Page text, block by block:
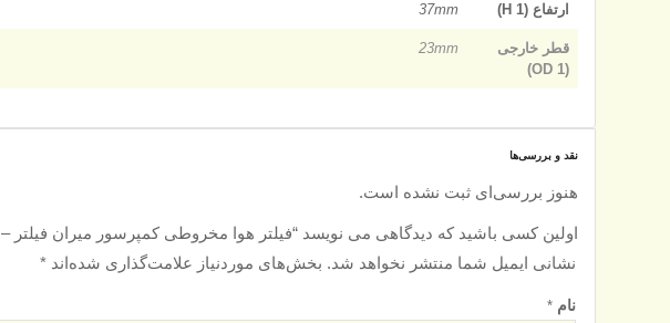
ارتفاع (H 1) 37mm
قطر خارجی
(OD 1)
23mm
نقد و بررسی‌ها
هنوز بررسی‌ای ثبت نشده است.
اولین کسی باشید که دیدگاهی می نویسد “فیلتر هوا مخروطی کمپرسور میران فیلتر – Miran Filter MF2337RS”
نشانی ایمیل شما منتشر نخواهد شد. بخش‌های موردنیاز علامت‌گذاری شده‌اند *
نام *